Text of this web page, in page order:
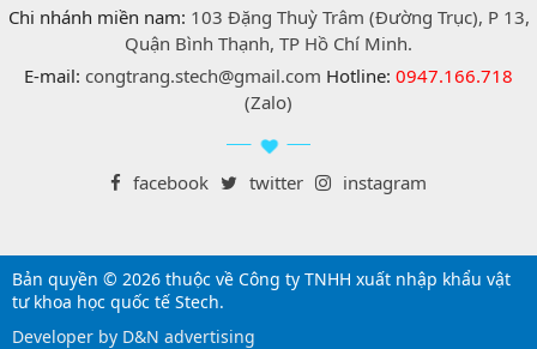
Chi nhánh miền nam: 103 Đặng Thuỳ Trâm (Đường Trục), P 13,
Quận Bình Thạnh, TP Hồ Chí Minh.
E-mail: congtrang.stech@gmail.com Hotline: 0947.166.718
(Zalo)
facebook twitter instagram
Bản quyền © 2026 thuộc về Công ty TNHH xuất nhập khẩu vật
tư khoa học quốc tế Stech.
Developer by D&N advertising